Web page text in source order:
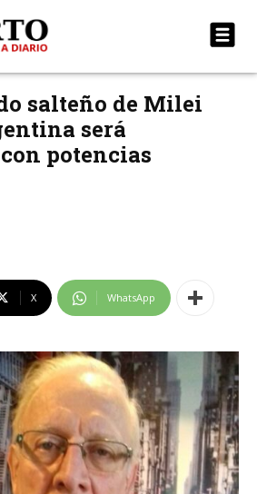
salteño de Milei
será
potencias
X WhatsApp